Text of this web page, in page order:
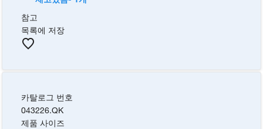
참고
목록에 저장
카탈로그 번호
043226.QK
제품 사이즈